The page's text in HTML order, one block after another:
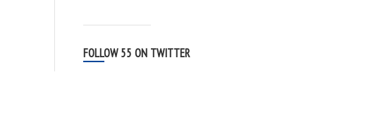
FOLLOW 55 ON TWITTER